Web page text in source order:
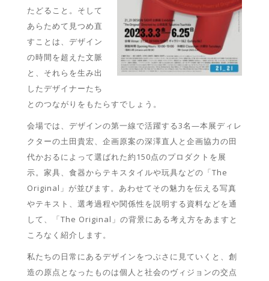
たどること。そして
あらためて見つめ直
すことは、デザイン
の時間を超えた文脈
と、それらを生み出
したデザイナーたち
とのつながりをもたらすでしょう。
会場では、デザインの第一線で活躍する3名—本展ディレ
クターの土田貴宏、企画原案の深澤直人と企画協力の田
代かおるによって選ばれた約150点のプロダクトを展
示。家具、食器からテキスタイルや玩具などの「The
Original」が並びます。あわせてその魅力を伝える写真
やテキスト、選考過程や関係性を説明する資料などを通
して、「The Original」の背景にある考え方をあますと
ころなく紹介します。
私たちの日常にあるデザインをつぶさに見ていくと、創
造の原点となったものは個人と社会のヴィジョンの交点